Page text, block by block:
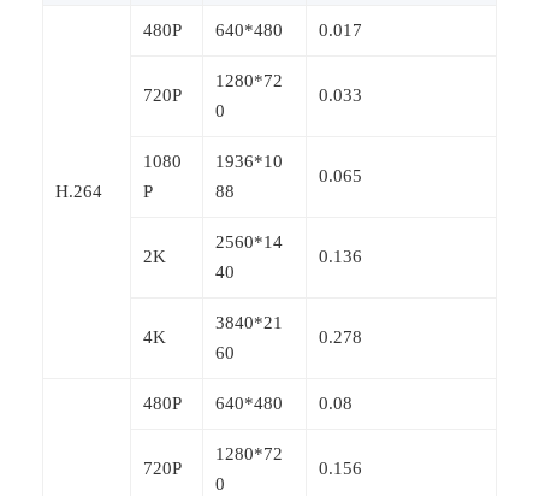
H.264
480P 640*480 0.017
720P
1280*72
0
0.033
1080
P
1936*10
88
0.065
2K
2560*14
40
0.136
4K
3840*21
60
0.278
480P 640*480 0.08
720P
1280*72
0
0.156